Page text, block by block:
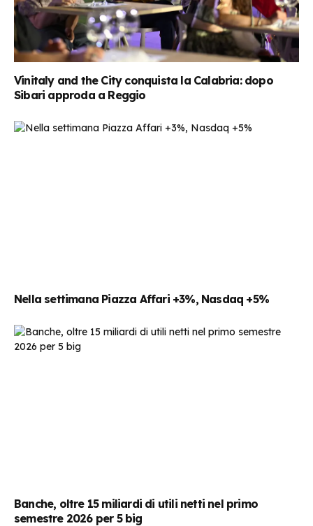
Vinitaly and the City conquista la Calabria: dopo
Sibari approda a Reggio
Nella settimana Piazza Affari +3%, Nasdaq +5%
Banche, oltre 15 miliardi di utili netti nel primo
semestre 2026 per 5 big